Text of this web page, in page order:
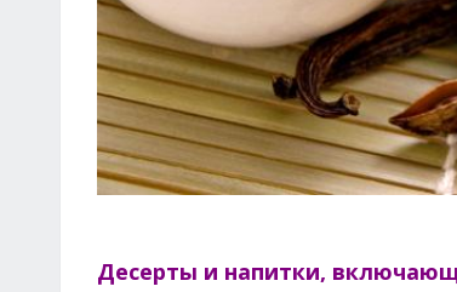
Десерты и напитки,